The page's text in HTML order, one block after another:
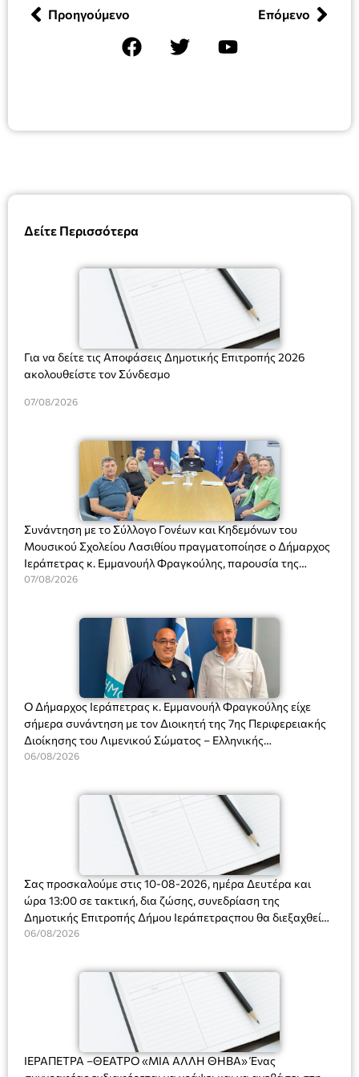
Δείτε Περισσότερα
Για να δείτε τις Αποφάσεις Δημοτικής Επιτροπής 2026
ακολουθείστε τον Σύνδεσμο
07/08/2026
Συνάντηση με το Σύλλογο Γονέων και Κηδεμόνων του
Μουσικού Σχολείου Λασιθίου πραγματοποίησε ο Δήμαρχος
Ιεράπετρας κ. Εμμανουήλ Φραγκούλης, παρουσία της
Διευθύντριας του σχολείου κας Μαριάννας Χαΐτα.
07/08/2026
Ο Δήμαρχος Ιεράπετρας κ. Εμμανουήλ Φραγκούλης είχε
σήμερα συνάντηση με τον Διοικητή της 7ης Περιφερειακής
Διοίκησης του Λιμενικού Σώματος – Ελληνικής
Ακτοφυλακής (Λ.Σ.-ΕΛ.ΑΚΤ.), Αρχιπλοίαρχο Λ.Σ. κ. Ιωάννη
06/08/2026
Σας προσκαλούμε στις 10-08-2026, ημέρα Δευτέρα και
ώρα 13:00 σε τακτική, δια ζώσης, συνεδρίαση της
Δημοτικής Επιτροπής Δήμου Ιεράπετραςπου θα διεξαχθεί
στο Δημοτικό Κατάστημα, Δημοκρατίας 31 στην αίθουσα
και λήψη αποφάσεων στα παρακάτω θέματα:
06/08/2026
ΙΕΡΑΠΕΤΡΑ –ΘΕΑΤΡΟ «ΜΙΑ ΑΛΛΗ ΘΗΒΑ» Ένας
Προηγούμενο Επόμενο